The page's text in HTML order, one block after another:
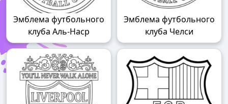
Эмблема футбольного
клуба Аль-Наср
Эмблема футбольного
клуба Челси